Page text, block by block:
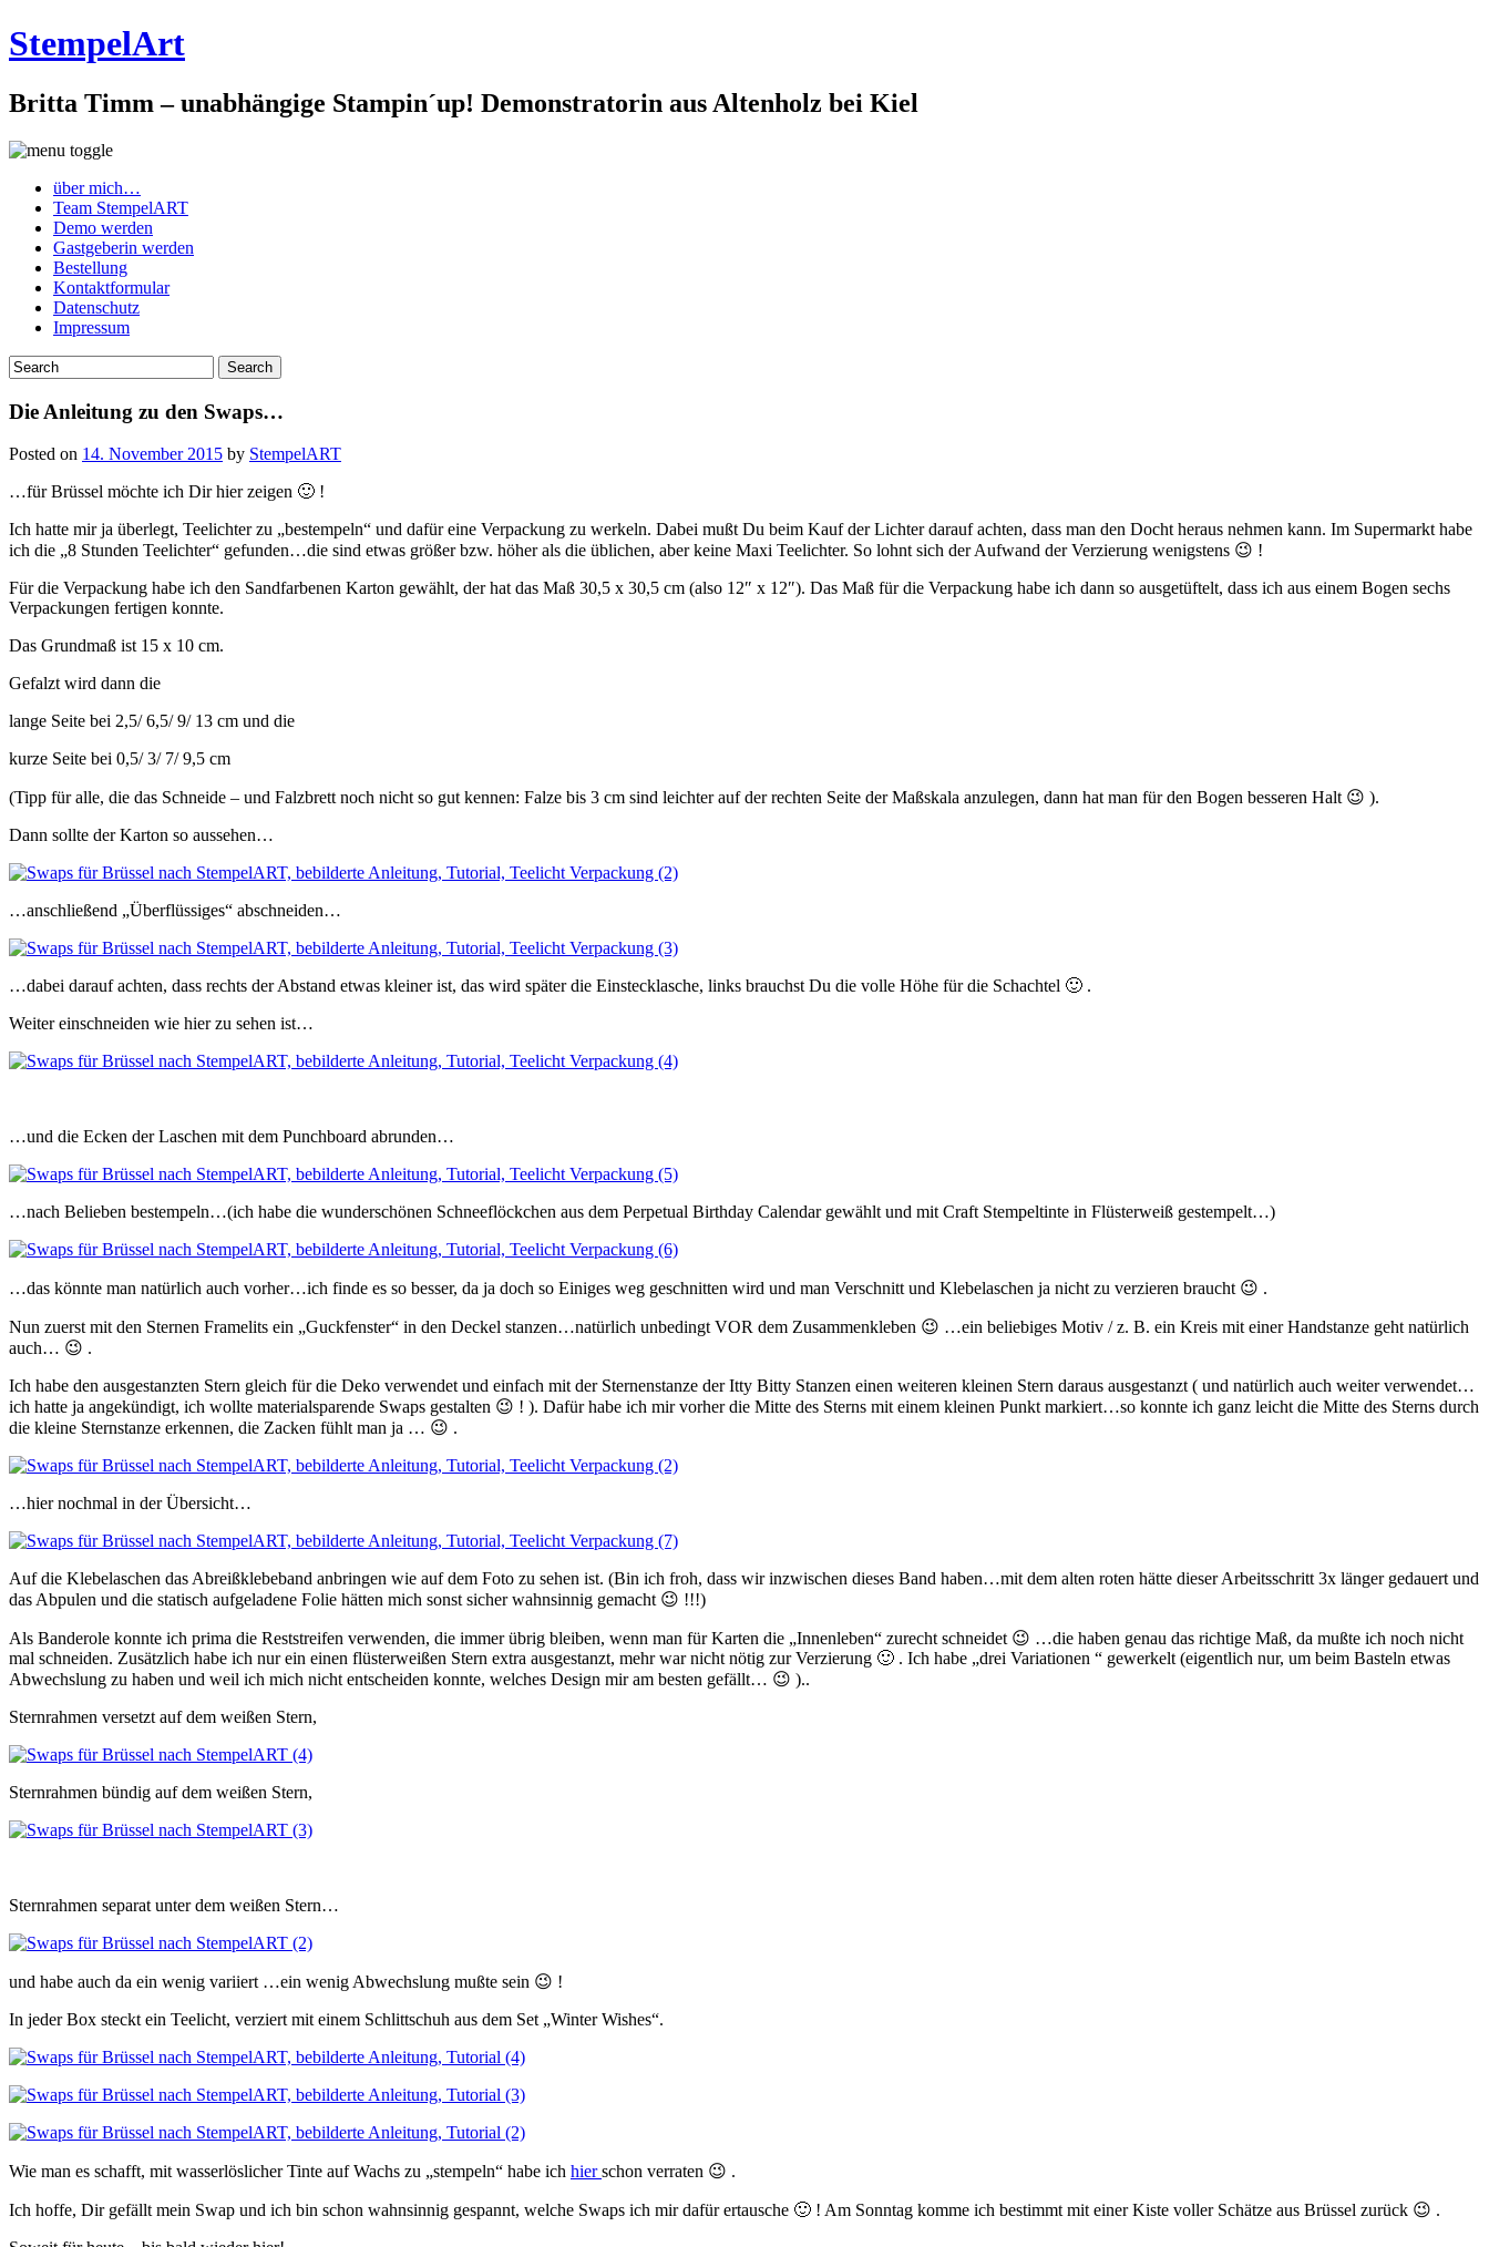
StempelArt
Britta Timm – unabhängige Stampin´up! Demonstratorin aus Altenholz bei Kiel
über mich…
Team StempelART
Demo werden
Gastgeberin werden
Bestellung
Kontaktformular
Datenschutz
Impressum
Die Anleitung zu den Swaps…
Posted on 14. November 2015 by StempelART
…für Brüssel möchte ich Dir hier zeigen 🙂 !
Ich hatte mir ja überlegt, Teelichter zu „bestempeln“ und dafür eine Verpackung zu werkeln. Dabei mußt Du beim Kauf der Lichter darauf achten, dass man den Docht heraus nehmen kann. Im Supermarkt habe
ich die „8 Stunden Teelichter“ gefunden…die sind etwas größer bzw. höher als die üblichen, aber keine Maxi Teelichter. So lohnt sich der Aufwand der Verzierung wenigstens 😉 !
Für die Verpackung habe ich den Sandfarbenen Karton gewählt, der hat das Maß 30,5 x 30,5 cm (also 12″ x 12″). Das Maß für die Verpackung habe ich dann so ausgetüftelt, dass ich aus einem Bogen sechs
Verpackungen fertigen konnte.
Das Grundmaß ist 15 x 10 cm.
Gefalzt wird dann die
lange Seite bei 2,5/ 6,5/ 9/ 13 cm und die
kurze Seite bei 0,5/ 3/ 7/ 9,5 cm
(Tipp für alle, die das Schneide – und Falzbrett noch nicht so gut kennen: Falze bis 3 cm sind leichter auf der rechten Seite der Maßskala anzulegen, dann hat man für den Bogen besseren Halt 😉 ).
Dann sollte der Karton so aussehen…
…anschließend „Überflüssiges“ abschneiden…
…dabei darauf achten, dass rechts der Abstand etwas kleiner ist, das wird später die Einstecklasche, links brauchst Du die volle Höhe für die Schachtel 🙂 .
Weiter einschneiden wie hier zu sehen ist…
…und die Ecken der Laschen mit dem Punchboard abrunden…
…nach Belieben bestempeln…(ich habe die wunderschönen Schneeflöckchen aus dem Perpetual Birthday Calendar gewählt und mit Craft Stempeltinte in Flüsterweiß gestempelt…)
…das könnte man natürlich auch vorher…ich finde es so besser, da ja doch so Einiges weg geschnitten wird und man Verschnitt und Klebelaschen ja nicht zu verzieren braucht 😉 .
Nun zuerst mit den Sternen Framelits ein „Guckfenster“ in den Deckel stanzen…natürlich unbedingt VOR dem Zusammenkleben 😉 …ein beliebiges Motiv / z. B. ein Kreis mit einer Handstanze geht natürlich
auch… 😉 .
Ich habe den ausgestanzten Stern gleich für die Deko verwendet und einfach mit der Sternenstanze der Itty Bitty Stanzen einen weiteren kleinen Stern daraus ausgestanzt ( und natürlich auch weiter verwendet…
ich hatte ja angekündigt, ich wollte materialsparende Swaps gestalten 😉 ! ). Dafür habe ich mir vorher die Mitte des Sterns mit einem kleinen Punkt markiert…so konnte ich ganz leicht die Mitte des Sterns durch
die kleine Sternstanze erkennen, die Zacken fühlt man ja … 😉 .
…hier nochmal in der Übersicht…
Auf die Klebelaschen das Abreißklebeband anbringen wie auf dem Foto zu sehen ist. (Bin ich froh, dass wir inzwischen dieses Band haben…mit dem alten roten hätte dieser Arbeitsschritt 3x länger gedauert und
das Abpulen und die statisch aufgeladene Folie hätten mich sonst sicher wahnsinnig gemacht 😉 !!!)
Als Banderole konnte ich prima die Reststreifen verwenden, die immer übrig bleiben, wenn man für Karten die „Innenleben“ zurecht schneidet 😉 …die haben genau das richtige Maß, da mußte ich noch nicht
mal schneiden. Zusätzlich habe ich nur ein einen flüsterweißen Stern extra ausgestanzt, mehr war nicht nötig zur Verzierung 🙂 . Ich habe „drei Variationen “ gewerkelt (eigentlich nur, um beim Basteln etwas
Abwechslung zu haben und weil ich mich nicht entscheiden konnte, welches Design mir am besten gefällt… 😉 )..
Sternrahmen versetzt auf dem weißen Stern,
Sternrahmen bündig auf dem weißen Stern,
Sternrahmen separat unter dem weißen Stern…
und habe auch da ein wenig variiert …ein wenig Abwechslung mußte sein 😉 !
In jeder Box steckt ein Teelicht, verziert mit einem Schlittschuh aus dem Set „Winter Wishes“.
Wie man es schafft, mit wasserlöslicher Tinte auf Wachs zu „stempeln“ habe ich hierschon verraten 😉 .
Ich hoffe, Dir gefällt mein Swap und ich bin schon wahnsinnig gespannt, welche Swaps ich mir dafür ertausche 🙂 ! Am Sonntag komme ich bestimmt mit einer Kiste voller Schätze aus Brüssel zurück 😉 .